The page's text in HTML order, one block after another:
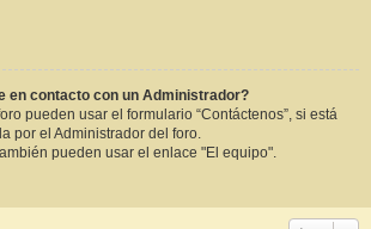
en contacto con un Administrador?
pueden usar el formulario “Contáctenos”, si está
por el Administrador del foro.
pueden usar el enlace "El equipo".